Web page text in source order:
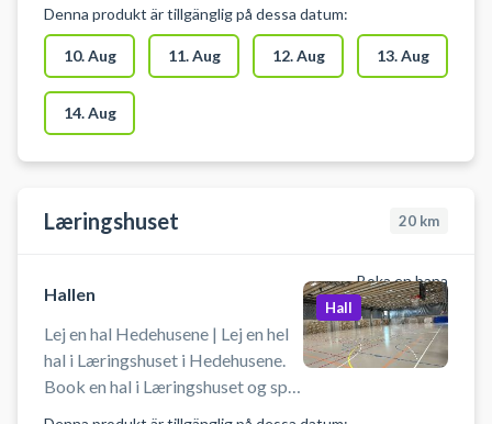
Booking af hallen kan bruges til
blandt andet indendørs fodbold,
håndbold, basketball og
badminton. Der er net, mål og
kurve til rådighed. Der er mulighed
for omklædning og bad.
Denna produkt är tillgänglig på dessa datum:
10. Aug 11. Aug 12. Aug 13. Aug
14. Aug
Læringshuset 20 km
Boka en bana
Hallen
Lej en hal Hedehusene | Lej en hel
hal i Læringshuset i Hedehusene.
Book en hal i Læringshuset og spil
Hall